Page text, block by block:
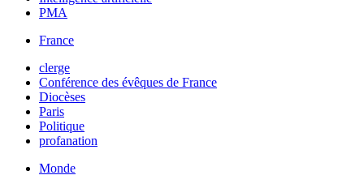
PMA
France
clerge
Conférence des évêques de France
Diocèses
Paris
Politique
profanation
Monde